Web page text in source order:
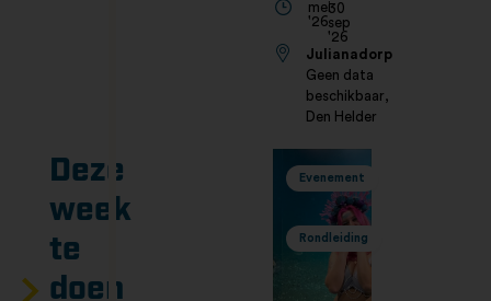
Deze
week
te
doen
mei
'26
30
sep
'26
Julianadorp
Geen data
beschikbaar,
Den Helder
Evenement
Rondleiding